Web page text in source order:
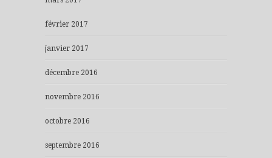
février 2017
janvier 2017
décembre 2016
novembre 2016
octobre 2016
septembre 2016